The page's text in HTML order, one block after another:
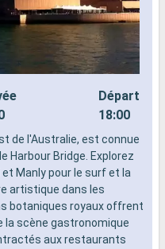
Départ
18:00
de l'Australie, est connue
Harbour Bridge. Explorez
Manly pour le surf et la
artistique dans les
botaniques royaux offrent
la scène gastronomique
aux restaurants